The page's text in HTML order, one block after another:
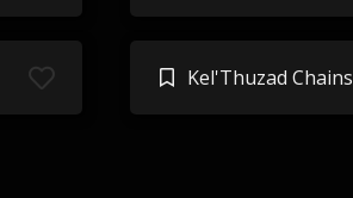
Kel'Thuzad Chains